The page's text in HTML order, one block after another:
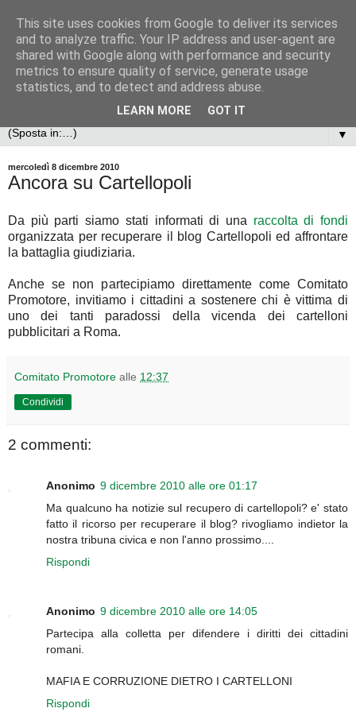
▼
mercoledì 8 dicembre 2010
Ancora su Cartellopoli
Da più parti siamo stati informati di una raccolta di fondi
organizzata per recuperare il blog Cartellopoli ed affrontare
la battaglia giudiziaria.
Anche se non partecipiamo direttamente come Comitato
Promotore, invitiamo i cittadini a sostenere chi è vittima di
uno dei tanti paradossi della vicenda dei cartelloni
pubblicitari a Roma.
Comitato Promotore alle 12:37
Condividi
2 commenti:
Anonimo 9 dicembre 2010 alle ore 01:17
Ma qualcuno ha notizie sul recupero di cartellopoli? e' stato
fatto il ricorso per recuperare il blog? rivogliamo indietor la
nostra tribuna civica e non l'anno prossimo....
Rispondi
Anonimo 9 dicembre 2010 alle ore 14:05
Partecipa alla colletta per difendere i diritti dei cittadini
romani.
MAFIA E CORRUZIONE DIETRO I CARTELLONI
Rispondi
This site uses cookies from Google to deliver its services
and to analyze traffic. Your IP address and user-agent are
shared with Google along with performance and security
metrics to ensure quality of service, generate usage
statistics, and to detect and address abuse.
LEARN MORE GOT IT